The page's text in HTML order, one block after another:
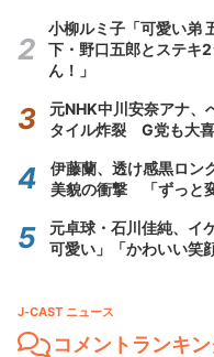
小柳ルミ子「可愛い弟
下・野口五郎とステ
ん！」
元NHK中川安奈アナ、
タイル炸裂 G党も大喜
伊藤蘭、透け感黒ロン
美貌の衝撃 「ずっと
元卓球・石川佳純、
可愛い」「かわいい笑
J-CAST ニュース
コメントランキ